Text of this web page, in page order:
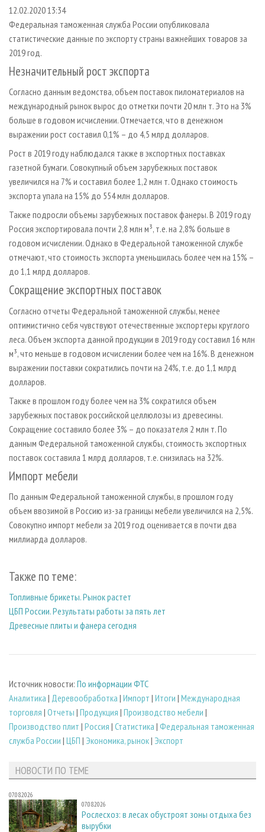
СУШКА ДРЕВЕСИНЫ
ПРОИЗВОДСТВО ДРЕВЕСНЫХ ПЛИТ
ДЕРЕВЯННОЕ ДОМОСТРОЕНИЕ
ПРОИЗВОДСТВО МЕБЕЛИ
ЦБП
ИНСТРУМЕНТ И МАТЕРИАЛЫ
ПЕРСОНЫ
МОБИЛЬНЫЕ ВЫСТАВКИ
ОФИЦИАЛЬНЫЕ ДЕЛЕГАЦИИ
ПРИОРИТЕТНЫЕ ИНВЕСТПРОЕКТЫ
RUSSIAN FORESTRY REVIEW
ГАЗЕТА ЛЕСПРОМФОРУМ
БИБЛИОТЕКА СПЕЦИАЛИСТА
КОНТАКТЫ
РЕКЛАМА
РЕКЛАМА НА САЙТЕ
12.02.2020 13:34
Федеральная таможенная служба России опубликовала
статистические данные по экспорту страны важнейших товаров за
2019 год.
Незначительный рост экспорта
Согласно данным ведомства, объем поставок пиломатериалов на
международный рынок вырос до отметки почти 20 млн т. Это на 3%
больше в годовом исчислении. Отмечается, что в денежном
выражении рост составил 0,1% – до 4,5 млрд долларов.
Рост в 2019 году наблюдался также в экспортных поставках
газетной бумаги. Совокупный объем зарубежных поставок
увеличился на 7% и составил более 1,2 млн т. Однако стоимость
экспорта упала на 15% до 554 млн долларов.
Также подросли объемы зарубежных поставок фанеры. В 2019 году
Россия экспортировала почти 2,8 млн м³, т.е. на 2,8% больше в
годовом исчислении. Однако в Федеральной таможенной службе
отмечают, что стоимость экспорта уменьшилась более чем на 15% –
до 1,1 млрд долларов.
Сокращение экспортных поставок
Согласно отчеты Федеральной таможенной службы, менее
оптимистично себя чувствуют отечественные экспортеры круглого
леса. Объем экспорта данной продукции в 2019 году составил 16 млн
м³, что меньше в годовом исчислении более чем на 16%. В денежном
выражении поставки сократились почти на 24%, т.е. до 1,1 млрд
долларов.
Также в прошлом году более чем на 3% сократился объем
зарубежных поставок российской целлюлозы из древесины.
Сокращение составило более 3% – до показателя 2 млн т. По
данным Федеральной таможенной службы, стоимость экспортных
поставок составила 1 млрд долларов, т.е. снизилась на 32%.
Импорт мебели
По данным Федеральной таможенной службы, в прошлом году
объем ввозимой в Россию из-за границы мебели увеличился на 2,5%.
Совокупно импорт мебели за 2019 год оценивается в почти два
миллиарда долларов.
Также по теме:
Топливные брикеты. Рынок растет
ЦБП России. Результаты работы за пять лет
Древесные плиты и фанера сегодня
Источник новости: По информации ФТС
Аналитика | Деревообработка | Импорт | Итоги | Международная
торговля | Отчеты | Продукция | Производство мебели |
Производство плит | Россия | Статистика | Федеральная таможенная
служба России | ЦБП | Экономика, рынок| Экспорт
НОВОСТИ ПО ТЕМЕ
07.08.2026
07.08.2026
Рослесхоз: в лесах обустроят зоны отдыха без
вырубки